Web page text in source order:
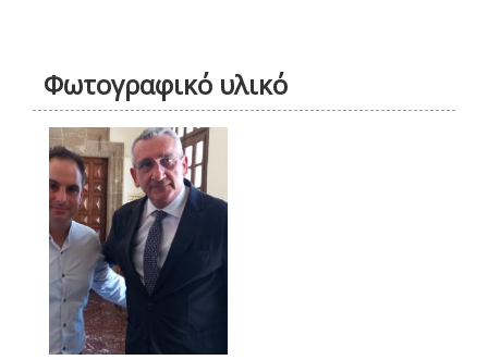
Φωτογραφικό υλικό